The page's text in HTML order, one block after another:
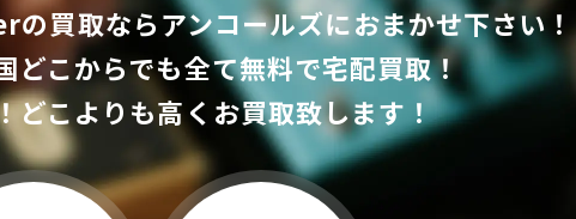
買取ならアンコールズにおまかせ下さい！
どこからでも全て無料で宅配買取！
どこよりも高くお買取致します！